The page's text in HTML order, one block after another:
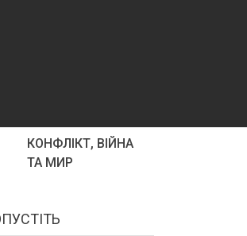
КОНФЛІКТ, ВІЙНА
ТА МИР